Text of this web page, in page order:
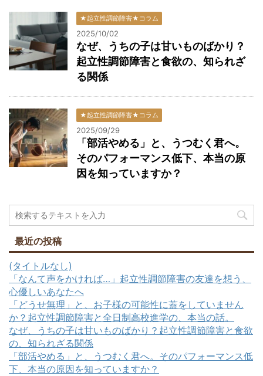
★起立性調節障害★コラム
2025/10/02
なぜ、うちの子は甘いものばかり？
起立性調節障害と食欲の、知られざ
る関係
★起立性調節障害★コラム
2025/09/29
「部活やめる」と、うつむく君へ。
そのパフォーマンス低下、本当の原
因を知っていますか？
最近の投稿
(タイトルなし)
「なんて声をかければ…」起立性調節障害の友達を想う、
心優しいあなたへ
「どうせ無理」と、お子様の可能性に蓋をしていません
か？起立性調節障害と全日制高校進学の、本当の話。
なぜ、うちの子は甘いものばかり？起立性調節障害と食欲
の、知られざる関係
「部活やめる」と、うつむく君へ。そのパフォーマンス低
下、本当の原因を知っていますか？